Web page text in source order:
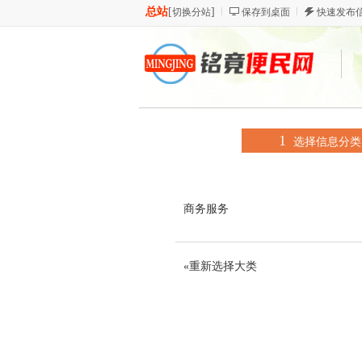
总站[切换分站] 保存到桌面 快速发布
1 选择信息分类
商务服务
«重新选择大类